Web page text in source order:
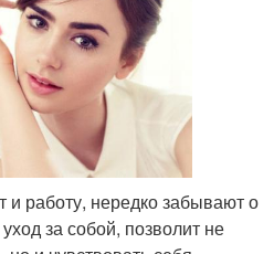
работу, нередко забывают о
за собой, позволит не